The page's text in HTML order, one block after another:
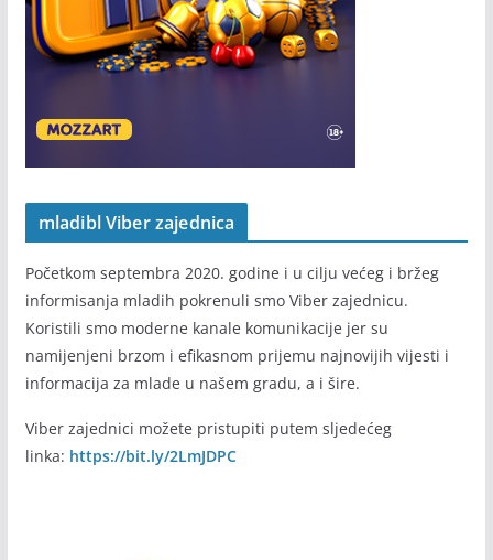
mladibl Viber zajednica
Početkom septembra 2020. godine i u cilju većeg i bržeg
informisanja mladih pokrenuli smo Viber zajednicu.
Koristili smo moderne kanale komunikacije jer su
namijenjeni brzom i efikasnom prijemu najnovijih vijesti i
informacija za mlade u našem gradu, a i šire.
Viber zajednici možete pristupiti putem sljedećeg
linka: https://bit.ly/2LmJDPC